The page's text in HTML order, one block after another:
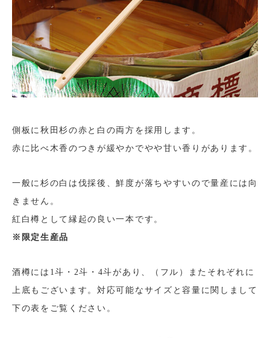
側板に秋田杉の赤と白の両方を採用します。
赤に比べ木香のつきが緩やかでやや甘い香りがあります。
一般に杉の白は伐採後、鮮度が落ちやすいので量産には向
きません。
紅白樽として縁起の良い一本です。
※限定生産品
酒樽には1斗・2斗・4斗があり、（フル）またそれぞれに
上底もございます。対応可能なサイズと容量に関しまして
下の表をご覧ください。